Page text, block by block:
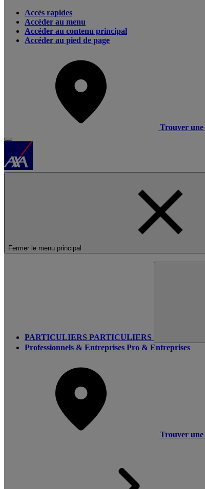
Accès rapides
Accéder au menu
Accéder au contenu principal
Accéder au pied de page
Trouver une
Fermer le menu principal
PARTICULIERS PARTICULIERS
Professionnels & Entreprises Pro & Entreprises
Trouver une